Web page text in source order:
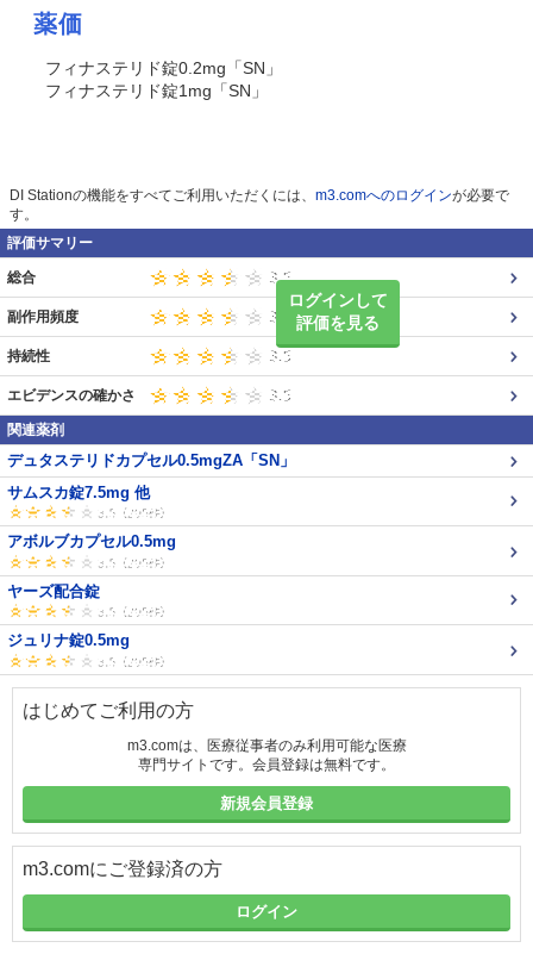
薬価
フィナステリド錠0.2mg「SN」
フィナステリド錠1mg「SN」
DI Stationの機能をすべてご利用いただくには、 m3.comへのログインが必要で
す。
評価サマリー
ログインして
評価を見る
総合
副作用頻度
持続性
エビデンスの確かさ
関連薬剤
デュタステリドカプセル0.5mgZA「SN」
サムスカ錠7.5mg 他
アボルブカプセル0.5mg
ヤーズ配合錠
ジュリナ錠0.5mg
はじめてご利用の方
m3.comは、医療従事者のみ利用可能な医療
専門サイトです。会員登録は無料です。
新規会員登録
m3.comにご登録済の方
ログイン